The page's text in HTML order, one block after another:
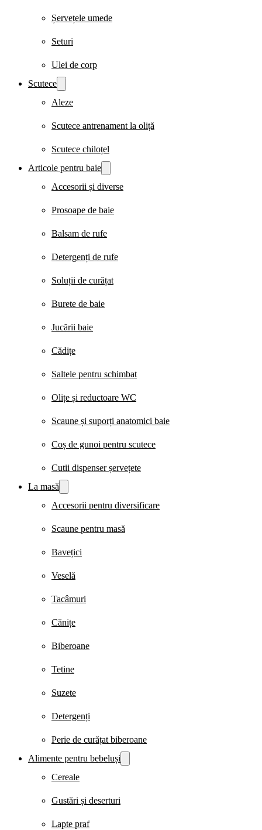
Șervețele umede
Seturi
Ulei de corp
Scutece
Aleze
Scutece antrenament la oliță
Scutece chiloțel
Articole pentru baie
Accesorii și diverse
Prosoape de baie
Balsam de rufe
Detergenți de rufe
Soluții de curățat
Burete de baie
Jucării baie
Cădițe
Saltele pentru schimbat
Olițe și reductoare WC
Scaune și suporți anatomici baie
Coș de gunoi pentru scutece
Cutii dispenser șervețete
La masă
Accesorii pentru diversificare
Scaune pentru masă
Bavețici
Veselă
Tacâmuri
Cănițe
Biberoane
Tetine
Suzete
Detergenți
Perie de curățat biberoane
Alimente pentru bebeluși
Cereale
Gustări și deserturi
Lapte praf